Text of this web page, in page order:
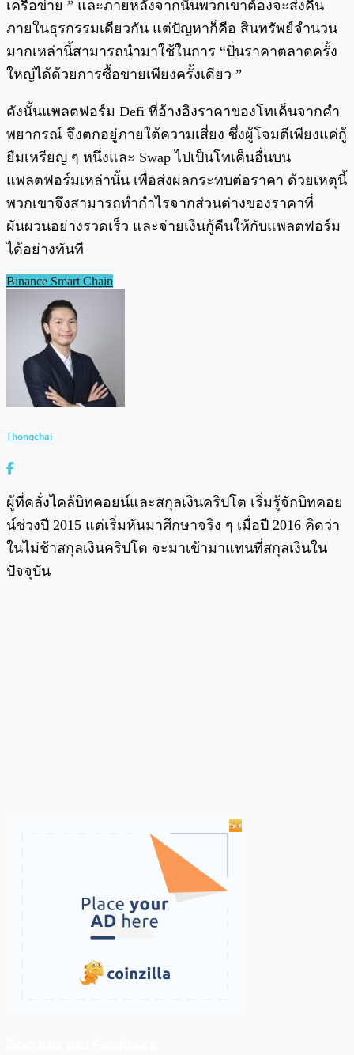
เครือข่าย ” และภายหลังจากนั้นพวกเขาต้องจะส่งคืน
ภายในธุรกรรมเดียวกัน แต่ปัญหาก็คือ สินทรัพย์จำนวน
มากเหล่านี้สามารถนำมาใช้ในการ “ปั่นราคาตลาดครั้ง
ใหญ่ได้ด้วยการซื้อขายเพียงครั้งเดียว ”
ดังนั้นแพลตฟอร์ม Defi ที่อ้างอิงราคาของโทเค็นจากคำ
พยากรณ์ จึงตกอยู่ภายใต้ความเสี่ยง ซึ่งผู้โจมตีเพียงแค่กู้
ยืมเหรียญ ๆ หนึ่งและ Swap ไปเป็นโทเค็นอื่นบน
แพลตฟอร์มเหล่านั้น เพื่อส่งผลกระทบต่อราคา ด้วยเหตุนี้
พวกเขาจึงสามารถทำกำไรจากส่วนต่างของราคาที่
ผันผวนอย่างรวดเร็ว และจ่ายเงินกู้คืนให้กับแพลตฟอร์ม
ได้อย่างทันที
Binance Smart Chain
Thongchai
ผู้ที่คลั่งไคล้บิทคอยน์และสกุลเงินคริปโต เริ่มรู้จักบิทคอย
น์ช่วงปี 2015 แต่เริ่มหันมาศึกษาจริง ๆ เมื่อปี 2016 คิดว่า
ในไม่ช้าสกุลเงินคริปโต จะมาเข้ามาแทนที่สกุลเงินใน
ปัจจุบัน